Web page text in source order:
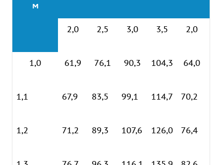
м
2,0 2,5 3,0 3,5 2,0
1,0 61,9 76,1 90,3 104,3 64,0
1,1 67,9 83,5 99,1 114,7 70,2
1,2 71,2 89,3 107,6 126,0 76,4